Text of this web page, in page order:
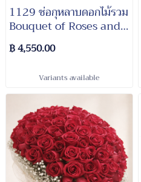
1129 ช่อกุหลาบดอกไม้รวม
Bouquet of Roses and
Mixed Flowers
฿ 4,550.00
Variants available